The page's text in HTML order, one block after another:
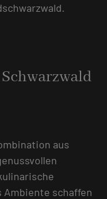
aus
schaffen